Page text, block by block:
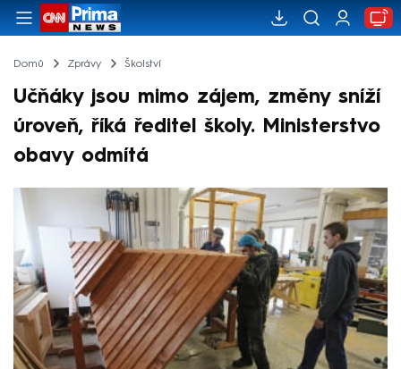
Domů Zprávy Školství
Učňáky jsou mimo zájem, změny sníží
úroveň, říká ředitel školy. Ministerstvo
obavy odmítá